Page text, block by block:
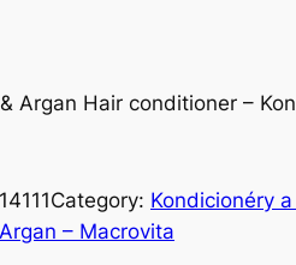
Argan Hair conditioner –
Category: Kondicionéry
– Macrovita